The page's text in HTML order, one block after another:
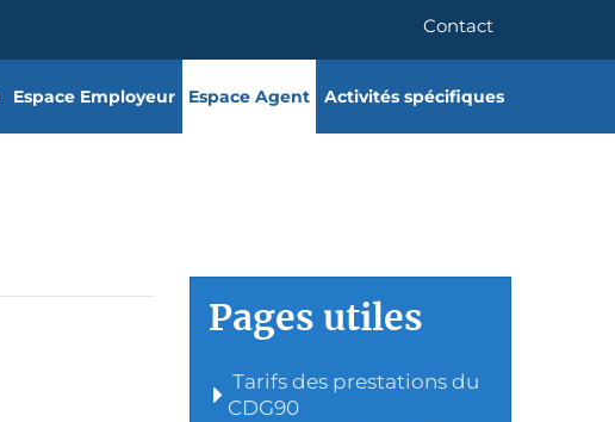
Contact
Espace Employeur Espace Agent Activités spécifiques
Pages utiles
Tarifs des prestations du
CDG90